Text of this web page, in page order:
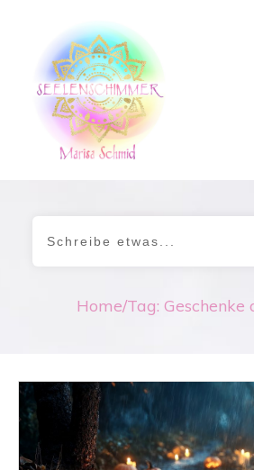
Home/Tag: Geschenke